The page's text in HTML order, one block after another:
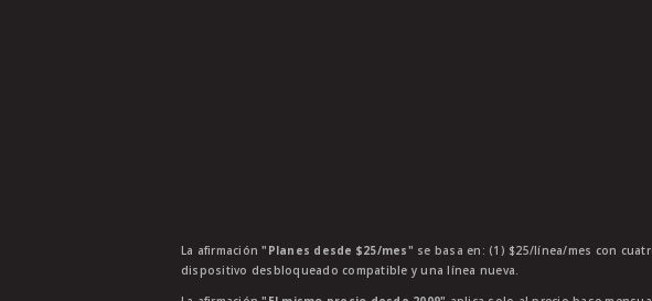
La afirmación"Planes desde $25/mes" se basa en: (1) $25/línea/mes con
dispositivo desbloqueado compatible y una línea nueva.